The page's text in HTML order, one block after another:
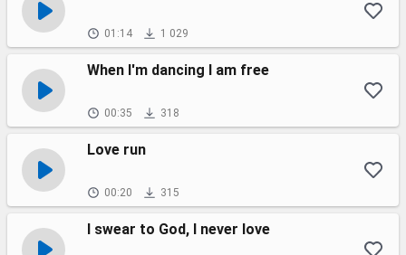
01:14 1 029
When I'm dancing I am free
00:35 318
Love run
00:20 315
I swear to God, I never love